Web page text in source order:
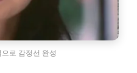
로 감정선 완성